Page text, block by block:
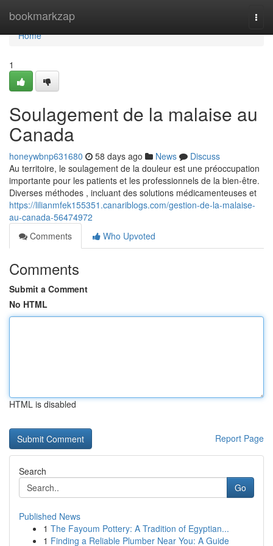
bookmarkzap
Home
Home
1
Soulagement de la malaise au
Canada
honeywbnp631680 58 days ago News
Discuss
Au territoire, le soulagement de la douleur est une préoccupation
importante pour les patients et les professionnels de la bien-être.
Diverses méthodes , incluant des solutions médicamenteuses et
https://lilianmfek155351.canariblogs.com/gestion-de-la-malaise-
au-canada-56474972
Comments
Who Upvoted
Comments
Submit a Comment
No HTML
HTML is disabled
Report Page
Search
Go
Published News
1 The Fayoum Pottery: A Tradition of Egyptian...
1 Finding a Reliable Plumber Near You: A Guide